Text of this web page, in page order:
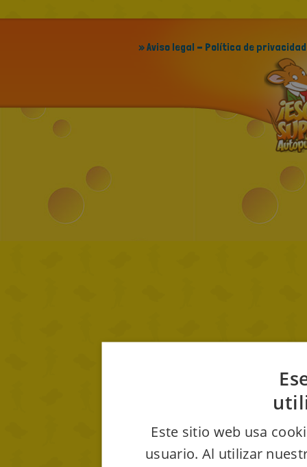
» Aviso legal - Política de privacidad
Este sitio web usa
usuario. Al utilizar